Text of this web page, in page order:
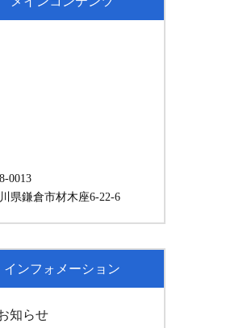
0013
県鎌倉市材木座6-22-6
インフォメーション
知らせ